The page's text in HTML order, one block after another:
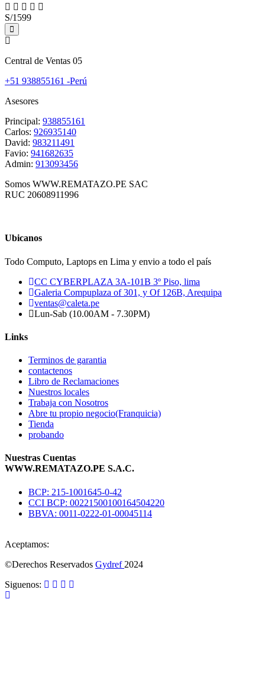
S/1599
Central de Ventas 05
+51 938855161 -Perú
Asesores
Principal: 938855161
Carlos: 926935140
David: 983211491
Favio: 941682635
Admin: 913093456
Somos WWW.REMATAZO.PE SAC
RUC 20608911996
Ubicanos
Todo Computo, Laptops en Lima y envio a todo el país
CC CYBERPLAZA 3A-101B 3º Piso, lima
Galeria Compuplaza of 301, y Of 126B, Arequipa
ventas@caleta.pe
Lun-Sab (10.00AM - 7.30PM)
Links
Terminos de garantia
contactenos
Libro de Reclamaciones
Nuestros locales
Trabaja con Nosotros
Abre tu propio negocio(Franquicia)
Tienda
probando
Nuestras Cuentas
WWW.REMATAZO.PE S.A.C.
BCP: 215-1001645-0-42
CCI BCP: 00221500100164504220
BBVA: 0011-0222-01-00045114
Aceptamos:
©Derechos Reservados Gydref 2024
Siguenos: